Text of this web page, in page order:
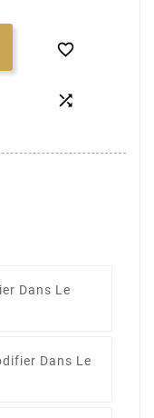


Dans Le
Dans Le